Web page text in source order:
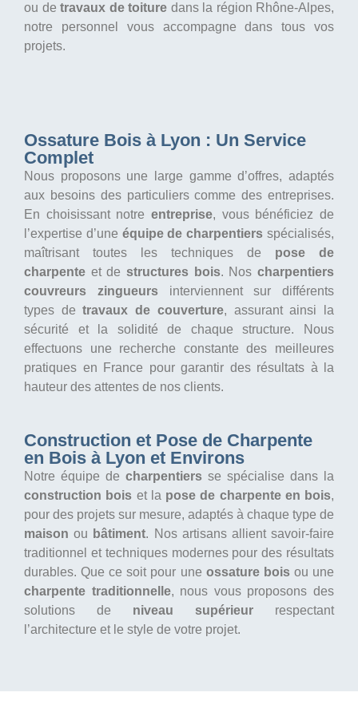
ou de travaux de toiture dans la région Rhône-Alpes,
notre personnel vous accompagne dans tous vos
projets.
Ossature Bois à Lyon : Un Service
Complet
Nous proposons une large gamme d’offres, adaptés
aux besoins des particuliers comme des entreprises.
En choisissant notre entreprise, vous bénéficiez de
l’expertise d’une équipe de charpentiers spécialisés,
maîtrisant toutes les techniques de pose de
charpente et de structures bois. Noscharpentiers
couvreurs zingueursinterviennent sur différents
types detravaux de couverture, assurant ainsi la
sécurité et la solidité de chaque structure. Nous
effectuons une recherche constante des meilleures
pratiques en France pour garantir des résultats à la
hauteur des attentes de nos clients.
Construction et Pose de Charpente
en Bois à Lyon et Environs
Notre équipe de charpentiers se spécialise dans la
construction bois et la pose de charpente en bois,
pour des projets sur mesure, adaptés à chaque type de
maison ou bâtiment. Nos artisans allient savoir-faire
traditionnel et techniques modernes pour des résultats
durables. Que ce soit pour une ossature boisou une
charpente traditionnelle, nous vous proposons des
solutions de niveau supérieur respectant
l’architecture et le style de votre projet.